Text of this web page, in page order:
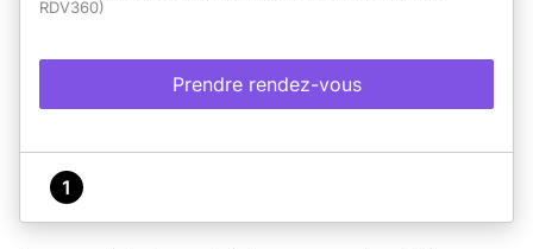
RDV360)
Prendre rendez-vous
1